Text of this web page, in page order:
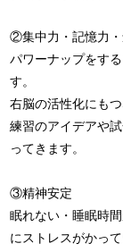
②集中力・記憶力
パワーナップをす
す。
右脳の活性化にもつ
練習のアイデアや
ってきます。
③精神安定
眠れない・睡眠時
にストレスがかって